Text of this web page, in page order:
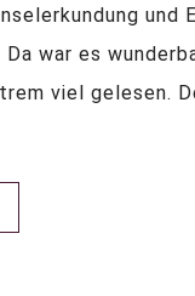
und
war es
viel gelesen.